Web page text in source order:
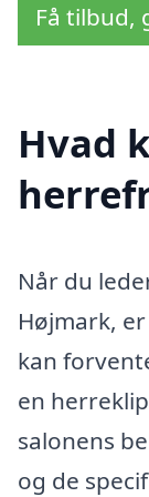
Få tilbud,
Hvad
Når du
Højmark,
kan
en
salonens
og de